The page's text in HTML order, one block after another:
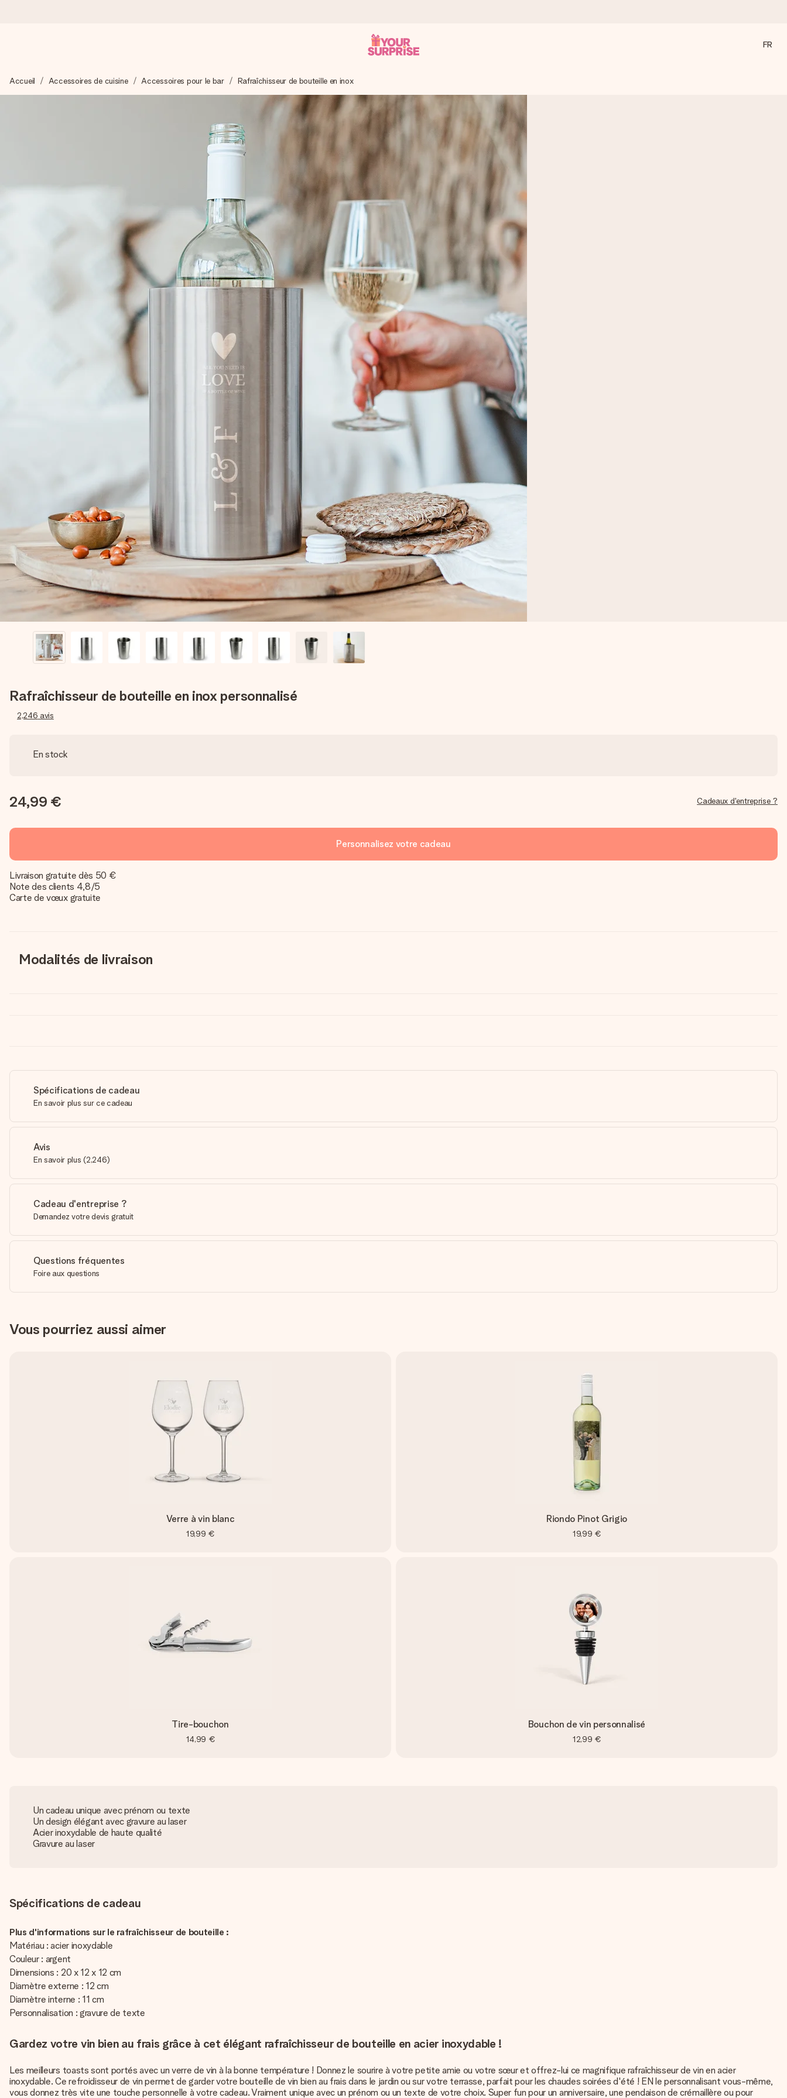
Nous préparons votre cadeau avec attention et l’envoyons en un éclair – pour que vous puissiez l’offrir au bon moment, quand cela compte le plus.
Nos cadeaux sont appréciés. Les clients nous attribuent une note de 4,9 sur Google Reviews (total de tous les pays où nous sommes présents).
Créez quelque chose d’unique en quelques étapes – avec son prénom, votre photo ou un message qui touche le cœur. Sans complications, juste tout l’amour pour le moment idéal.
FR
Accueil Accessoires de cuisine Accessoires pour le bar Rafraîchisseur de bouteille en inox
Rafraîchisseur de bouteille en inox personnalisé
2,246 avis
En stock
24,99 € Cadeaux d'entreprise ?
Personnalisez votre cadeau
Livraison gratuite dès 50 €
Note des clients 4,8/5
Carte de vœux gratuite
Modalités de livraison
Spécifications de cadeau
En savoir plus sur ce cadeau
Avis
En savoir plus (2,246)
Cadeau d'entreprise ?
Demandez votre devis gratuit
Questions fréquentes
Foire aux questions
Vous pourriez aussi aimer
Verre à vin blanc
19,99 €
Riondo Pinot Grigio
19,99 €
Tire-bouchon
14,99 €
Bouchon de vin personnalisé
12,99 €
Un cadeau unique avec prénom ou texte
Un design élégant avec gravure au laser
Acier inoxydable de haute qualité
Gravure au laser
Spécifications de cadeau
Plus d'informations sur le rafraîchisseur de bouteille :
Matériau : acier inoxydable
Couleur : argent
Dimensions : 20 x 12 x 12 cm
Diamètre externe : 12 cm
Diamètre interne : 11 cm
Personnalisation : gravure de texte
Gardez votre vin bien au frais grâce à cet élégant rafraîchisseur de bouteille en acier inoxydable !
Les meilleurs toasts sont portés avec un verre de vin à la bonne température ! Donnez le sourire à votre petite amie ou votre sœur et offrez-lui ce magnifique rafraîchisseur de vin en acier
inoxydable. Ce refroidisseur de vin permet de garder votre bouteille de vin bien au frais dans le jardin ou sur votre terrasse, parfait pour les chaudes soirées d'été ! EN le personnalisant vous-même,
vous donnez très vite une touche personnelle à votre cadeau. Vraiment unique avec un prénom ou un texte de votre choix. Super fun pour un anniversaire, une pendaison de crémaillère ou pour